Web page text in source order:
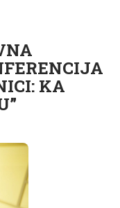
KA